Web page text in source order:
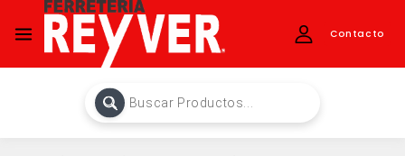
Contacto